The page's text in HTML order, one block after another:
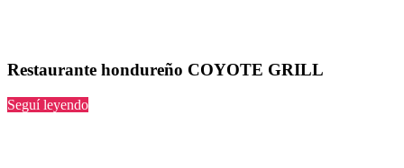
Restaurante hondureño COYOTE GRILL
Seguí leyendo“COYOTE